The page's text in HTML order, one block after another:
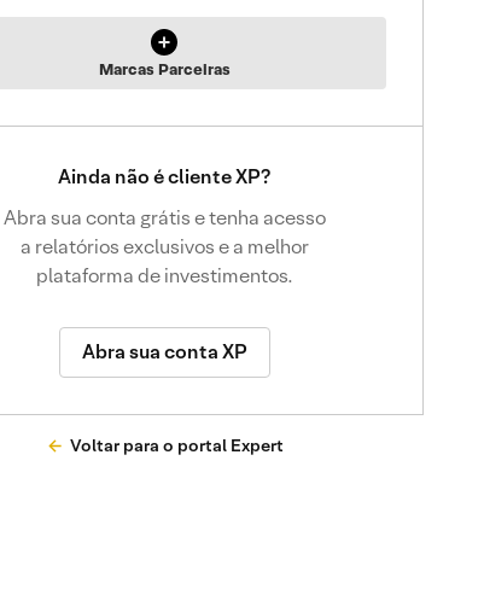
Marcas Parceiras
Ainda não é cliente XP?
Abra sua conta grátis e tenha acesso
a relatórios exclusivos e a melhor
plataforma de investimentos.
Abra sua conta XP
Voltar para o portal Expert